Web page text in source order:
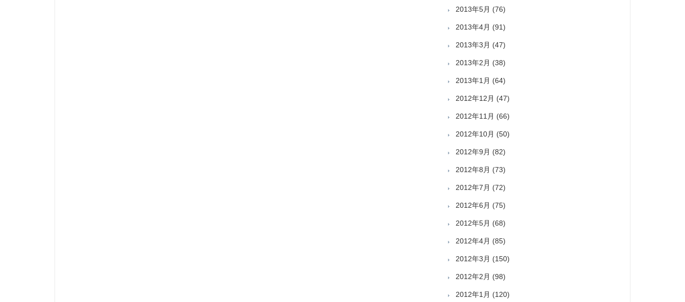
2013年5月 (76)
2013年4月 (91)
2013年3月 (47)
2013年2月 (38)
2013年1月 (64)
2012年12月 (47)
2012年11月 (66)
2012年10月 (50)
2012年9月 (82)
2012年8月 (73)
2012年7月 (72)
2012年6月 (75)
2012年5月 (68)
2012年4月 (85)
2012年3月 (150)
2012年2月 (98)
2012年1月 (120)